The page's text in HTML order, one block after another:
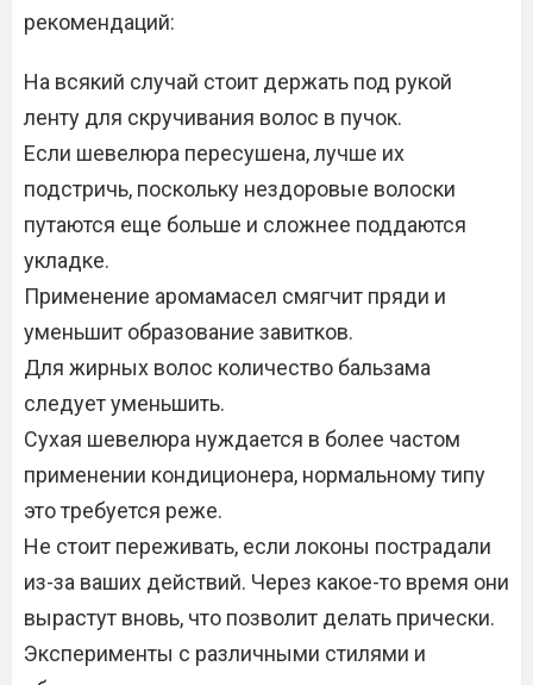
рекомендаций:
На всякий случай стоит держать под рукой
ленту для скручивания волос в пучок.
Если шевелюра пересушена, лучше их
подстричь, поскольку нездоровые волоски
путаются еще больше и сложнее поддаются
укладке.
Применение аромамасел смягчит пряди и
уменьшит образование завитков.
Для жирных волос количество бальзама
следует уменьшить.
Сухая шевелюра нуждается в более частом
применении кондиционера, нормальному типу
это требуется реже.
Не стоит переживать, если локоны пострадали
из-за ваших действий. Через какое-то время они
вырастут вновь, что позволит делать прически.
Эксперименты с различными стилями и